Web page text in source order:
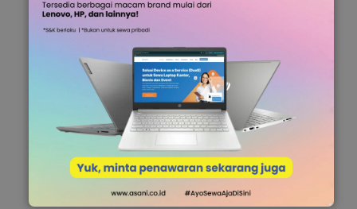
Mengamati target pasar secara detail sebagai
Memahami produk apa yang lebih cocok untuk
konsumen.
Mengelola informasi supaya lebih cair dan
Menyesuaikan jaringan logistik untuk melayani
konsumen yang berbeda.